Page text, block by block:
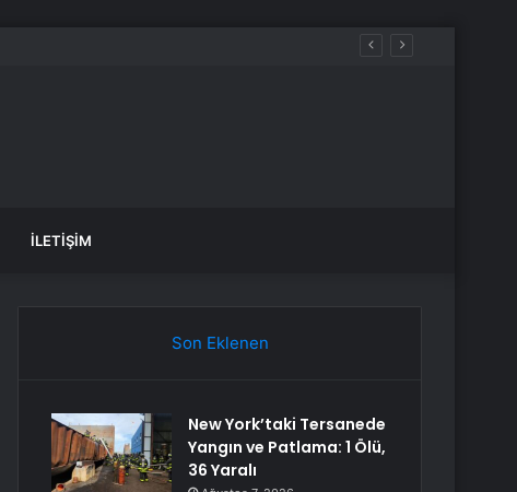
İLETIŞIM
Son Eklenen
New York’taki Tersanede
Yangın ve Patlama: 1 Ölü,
36 Yaralı